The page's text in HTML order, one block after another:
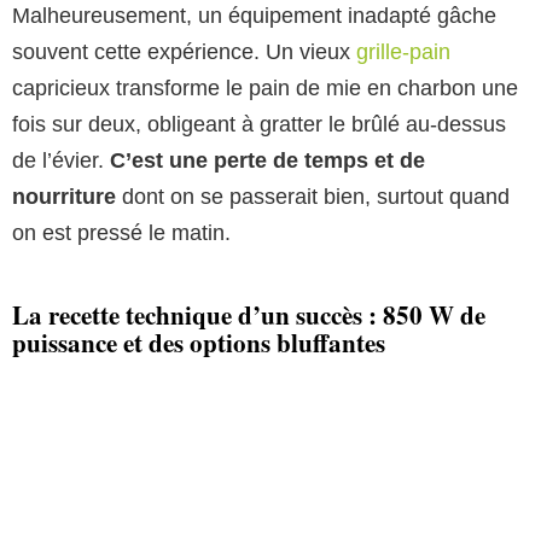
Malheureusement, un équipement inadapté gâche
souvent cette expérience. Un vieux grille-pain
capricieux transforme le pain de mie en charbon une
fois sur deux, obligeant à gratter le brûlé au-dessus
de l’évier. C’est une perte de temps et de
nourriture dont on se passerait bien, surtout quand
on est pressé le matin.
La recette technique d’un succès : 850 W de
puissance et des options bluffantes